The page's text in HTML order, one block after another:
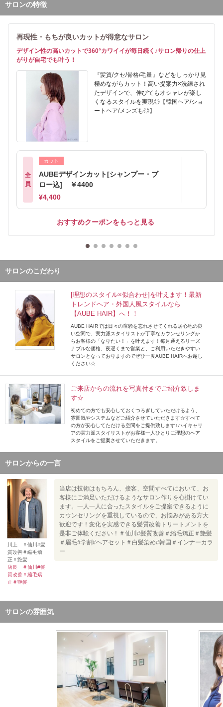
サロンの特徴
再現性・もちが良いカットが得意なサロン
デザイン性の高いカットで360°カワイイが毎日続く♪サロン帰りの仕上
がりが自宅でも叶う！
『髪質/クセ/骨格/毛量』などをしっかり見
極めながらカット！高い提案力×洗練され
たデザインで、伸びてもオシャレが楽し
くなるスタイルを実現◎【韓国ヘア/ショ
ートヘア/メンズも◎】
全
員
カット
AUBEデザインカット[シャンプー・ブ
ロー込] ￥4400
¥4,400
おすすめクーポンをもっと見る
サロンのこだわり
[理想のスタイル×似合わせ]を叶えます！最新
トレンドヘア・外国人風スタイルなら
【AUBE HAIR】へ！！
AUBE HAIRでは日々の喧騒を忘れさせてくれる居心地の良
い空間で、実力派スタイリストが丁寧なカウンセリングか
らお客様の「なりたい！」を叶えます！毎月通えるリーズ
ナブルな価格、夜遅くまで営業と、ご利用いただきやすい
サロンとなっておりますのでぜひ一度AUBE HAIRへお越し
ください☆
ご来店からの流れを写真付きでご紹介致しま
す☆
初めての方でも安心しておくつろぎしていただけるよう、
雰囲気やシステムなどご紹介させていただきます☆すべて
の方が安心してただける空間をご提供致します♪ハイキャリ
アの実力派スタイリストがお客様一人ひとりに理想のヘア
スタイルをご提案させていただきます。
サロンからの一言
川上 ＃仙川#髪
質改善＃縮毛矯
正＃艶髪
店長 ＃仙川#髪
質改善＃縮毛矯
正＃艶髪
当店は技術はもちろん、接客、空間すべてにおいて、お
客様にご満足いただけるようなサロン作りを心掛けてい
ます。一人一人に合ったスタイルをご提案できるように
カウンセリングを重視しているので、お悩みがある方大
歓迎です！変化を実感できる髪質改善トリートメントを
是非ご体験ください！＃仙川#髪質改善＃縮毛矯正＃艶髪
＃眉毛#学割#ヘアセット＃白髪染め#韓国＃インナーカラ
ー
サロンの雰囲気